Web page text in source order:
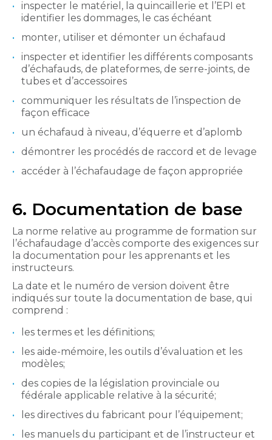
inspecter le matériel, la quincaillerie et l’EPI et
identifier les dommages, le cas échéant
monter, utiliser et démonter un échafaud
inspecter et identifier les différents composants
d’échafauds, de plateformes, de serre-joints, de
tubes et d’accessoires
communiquer les résultats de l’inspection de
façon efficace
un échafaud à niveau, d’équerre et d’aplomb
démontrer les procédés de raccord et de levage
accéder à l’échafaudage de façon appropriée
6. Documentation de base
La norme relative au programme de formation sur
l’échafaudage d’accès comporte des exigences sur
la documentation pour les apprenants et les
instructeurs.
La date et le numéro de version doivent être
indiqués sur toute la documentation de base, qui
comprend :
les termes et les définitions;
les aide-mémoire, les outils d’évaluation et les
modèles;
des copies de la législation provinciale ou
fédérale applicable relative à la sécurité;
les directives du fabricant pour l’équipement;
les manuels du participant et de l’instructeur et